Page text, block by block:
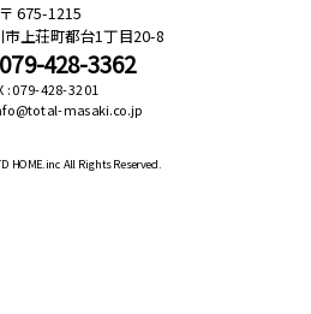
675-1215
市上荘町都台1丁目20-8
428-3362
: 079-428-3201
masaki.co.jp
HOME.inc All Rights Reserved.